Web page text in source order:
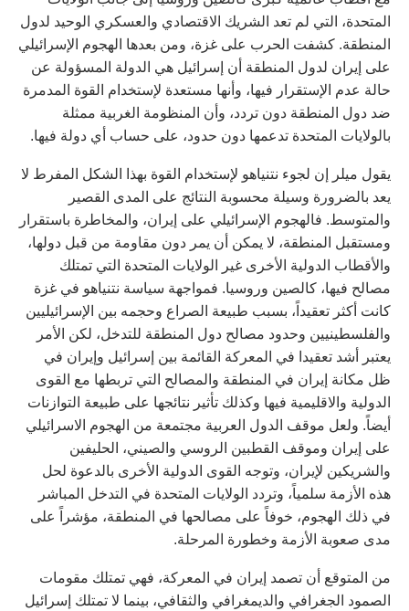
المتحدة، التي لم تعد الشريك الاقتصادي والعسكري الوحيد لدول
المنطقة. كشفت الحرب على غزة، ومن بعدها الهجوم الإسرائيلي
على إيران لدول المنطقة أن إسرائيل هي الدولة المسؤولة عن
حالة عدم الإستقرار فيها، وأنها مستعدة لإستخدام القوة المدمرة
ضد دول المنطقة دون تردد، وأن المنظومة الغربية ممثلة
بالولايات المتحدة تدعمها دون حدود، على حساب أي دولة فيها.
يقول ميلر إن لجوء نتنياهو لإستخدام القوة بهذا الشكل المفرط لا
يعد بالضرورة وسيلة محسوبة النتائج على المدى القصير
والمتوسط. فالهجوم الإسرائيلي على إيران، والمخاطرة باستقرار
ومستقبل المنطقة، لا يمكن أن يمر دون مقاومة من قبل دولها،
والأقطاب الدولية الأخرى غير الولايات المتحدة التي تمتلك
مصالح فيها، كالصين وروسيا. فمواجهة سياسة نتنياهو في غزة
كانت أكثر تعقيداً، بسبب طبيعة الصراع وحجمه بين الإسرائيليين
والفلسطينيين وحدود مصالح دول المنطقة للتدخل، لكن الأمر
يعتبر أشد تعقيدا في المعركة القائمة بين إسرائيل وإيران في
ظل مكانة إيران في المنطقة والمصالح التي تربطها مع القوى
الدولية والاقليمية فيها وكذلك تأثير نتائجها على طبيعة التوازنات
أيضاً. ولعل موقف الدول العربية مجتمعة من الهجوم الاسرائيلي
على إيران وموقف القطبين الروسي والصيني، الحليفين
والشريكين لإيران، وتوجه القوى الدولية الأخرى بالدعوة لحل
هذه الأزمة سلمياً، وتردد الولايات المتحدة في التدخل المباشر
في ذلك الهجوم، خوفاً على مصالحها في المنطقة، مؤشراً على
مدى صعوبة الأزمة وخطورة المرحلة.
من المتوقع أن تصمد إيران في المعركة، فهي تمتلك مقومات
الصمود الجغرافي والديمغرافي والثقافي، بينما لا تمتلك إسرائيل